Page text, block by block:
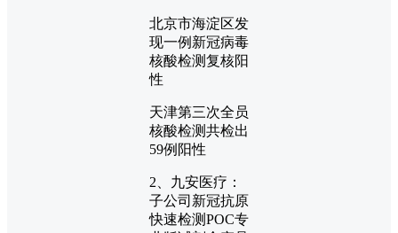
北京市海淀区发
现一例新冠病毒
核酸检测复核阳
性
天津第三次全员
核酸检测共检出
59例阳性
2、九安医疗：
子公司新冠抗原
快速检测POC专